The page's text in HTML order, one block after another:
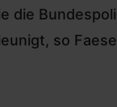
die
so